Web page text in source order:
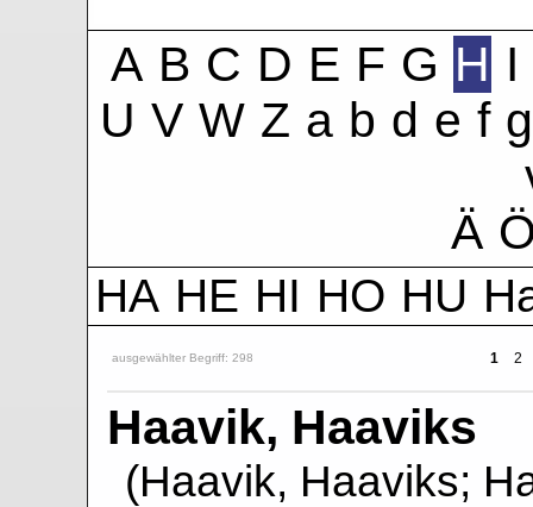
A B C D E F G H I
U V W Z a b d e f g
Ä
HA HE HI HO HU
ausgewählter Begriff: 298 1 2
Haavik, Haaviks
(Haavik, Haaviks;